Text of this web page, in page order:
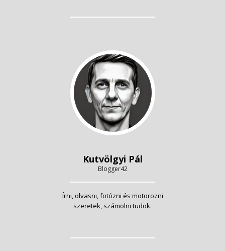
Kutvölgyi Pál
Blogger42
Írni, olvasni, fotózni és motorozni
szeretek, számolni tudok.